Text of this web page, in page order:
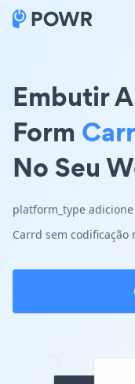
Embutir
Form
No Seu
platform_type
Carrd sem codificação